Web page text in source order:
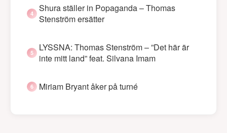
Shura ställer in Popaganda – Thomas
Stenström ersätter
LYSSNA: Thomas Stenström – ”Det här är
inte mitt land” feat. Silvana Imam
Miriam Bryant åker på turné